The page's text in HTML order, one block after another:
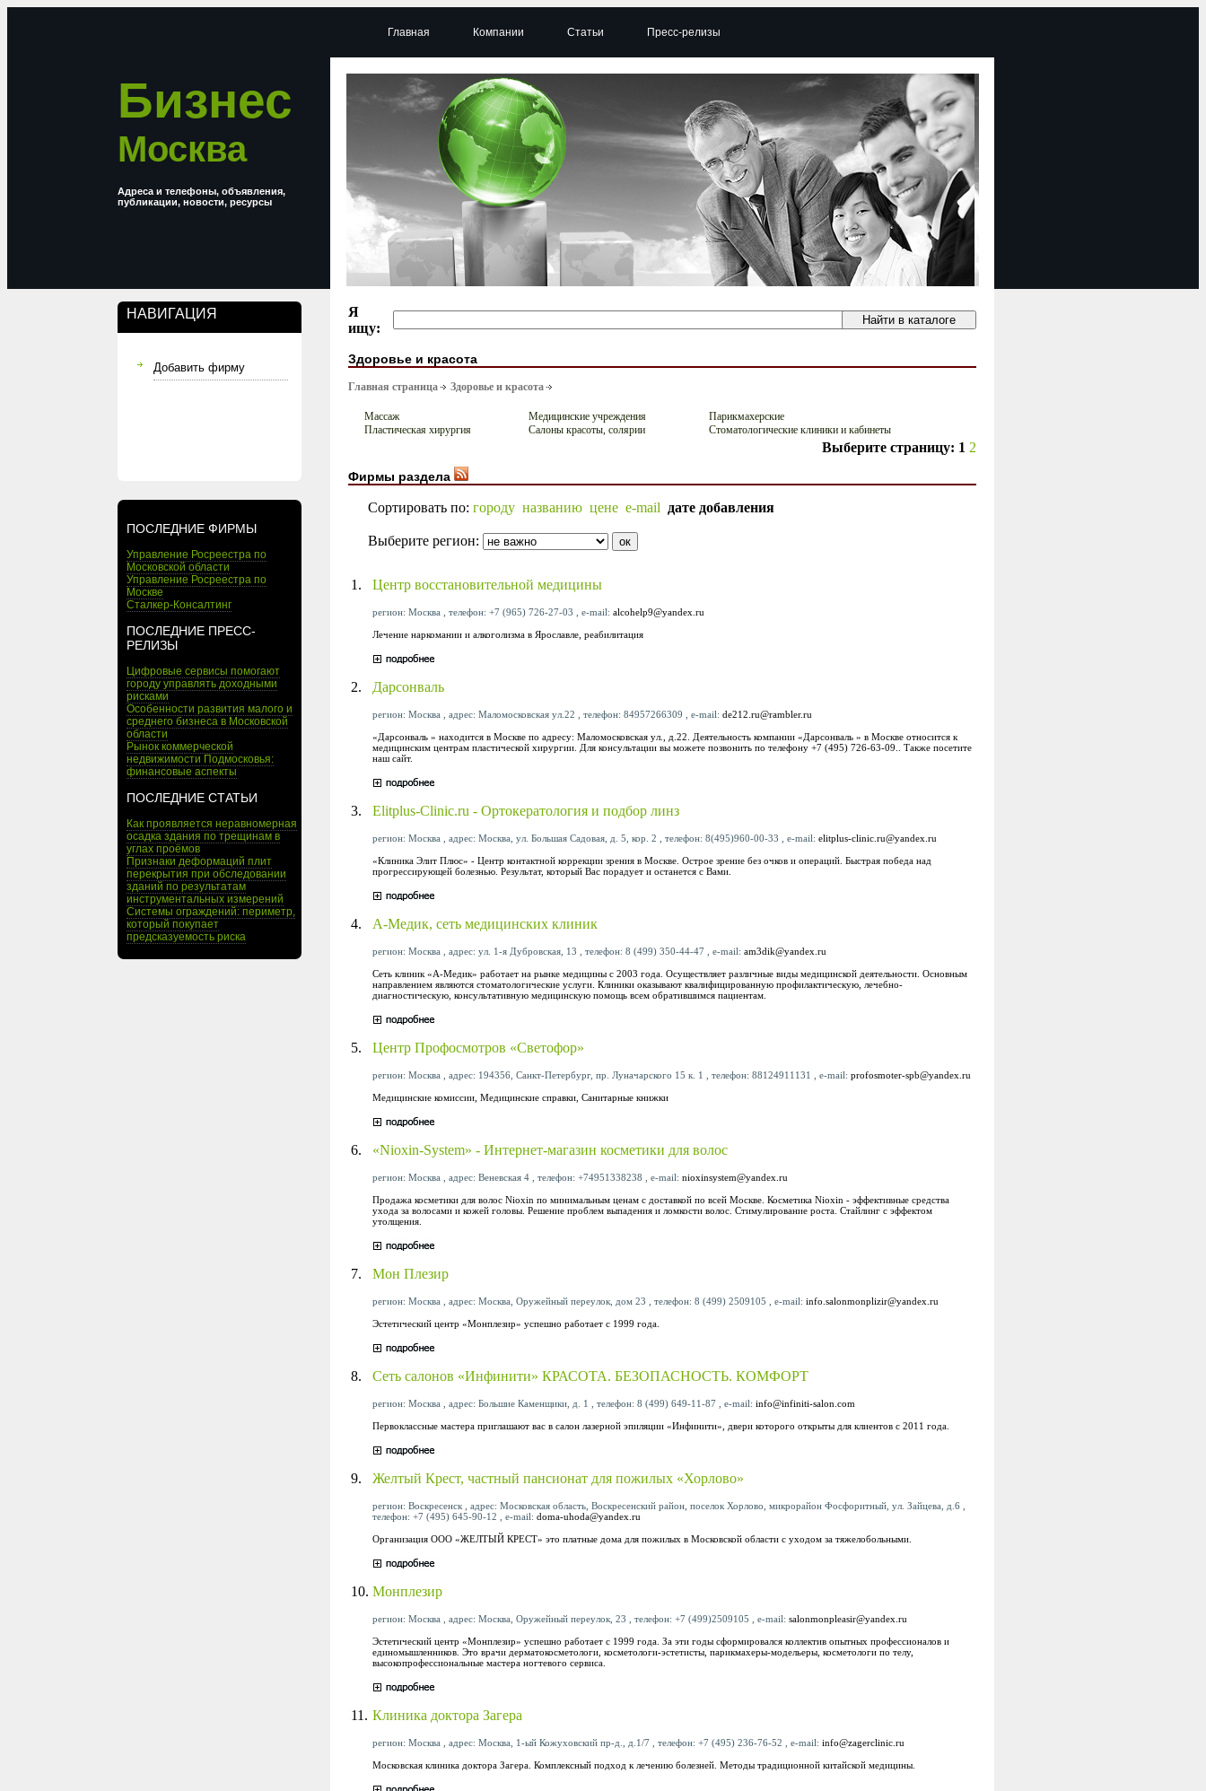
Бизнес
Москва
Адреса и телефоны, объявления,
публикации, новости, ресурсы
НАВИГАЦИЯ
Добавить фирму
ПОСЛЕДНИЕ ФИРМЫ
Управление Росреестра по
Московской области
Управление Росреестра по
Москве
Сталкер-Консалтинг
ПОСЛЕДНИЕ ПРЕСС-
РЕЛИЗЫ
Цифровые сервисы помогают
городу управлять доходными
рисками
Особенности развития малого и
среднего бизнеса в Московской
области
Рынок коммерческой
недвижимости Подмосковья:
финансовые аспекты
ПОСЛЕДНИЕ СТАТЬИ
Как проявляется неравномерная
осадка здания по трещинам в
углах проёмов
Признаки деформаций плит
перекрытия при обследовании
зданий по результатам
инструментальных измерений
Системы ограждений: периметр,
который покупает
предсказуемость риска
Главная Компании Статьи Пресс-релизы
Я
ищу:
Здоровье и красота
Главная страница Здоровье и красота
Массаж Медицинские учреждения
Парикмахерские
Пластическая хирургия
Салоны красоты, солярии Стоматологические клиники и кабинеты
Выберите страницу: 1 2
Фирмы раздела
Сортировать по: городу названию цене e-mail дате добавления
Выберите регион:
1. Центр восстановительной медицины
регион: Москва , телефон: +7 (965) 726-27-03 , e-mail: alcohelp9@yandex.ru
Лечение наркомании и алкоголизма в Ярославле, реабилитация
2. Дарсонваль
регион: Москва , адрес: Маломосковская ул.22 , телефон: 84957266309 , e-mail: de212.ru@rambler.ru
«Дарсонваль » находится в Москве по адресу: Маломосковская ул., д.22. Деятельность компании «Дарсонваль » в Москве относится к
медицинским центрам пластической хирургии. Для консультации вы можете позвонить по телефону +7 (495) 726-63-09.. Также посетите
наш сайт.
3. Elitplus-Clinic.ru - Ортокератология и подбор линз
регион: Москва , адрес: Москва, ул. Большая Садовая, д. 5, кор. 2 , телефон: 8(495)960-00-33 , e-mail: elitplus-clinic.ru@yandex.ru
«Клиника Элит Плюс» - Центр контактной коррекции зрения в Москве. Острое зрение без очков и операций. Быстрая победа над
прогрессирующей болезнью. Результат, который Вас порадует и останется с Вами.
4. А-Медик, сеть медицинских клиник
регион: Москва , адрес: ул. 1-я Дубровская, 13 , телефон: 8 (499) 350-44-47 , e-mail: am3dik@yandex.ru
Сеть клиник «А-Медик» работает на рынке медицины с 2003 года. Осуществляет различные виды медицинской деятельности. Основным
направлением являются стоматологические услуги. Клиники оказывают квалифицированную профилактическую, лечебно-
диагностическую, консультативную медицинскую помощь всем обратившимся пациентам.
5. Центр Профосмотров «Светофор»
регион: Москва , адрес: 194356, Санкт-Петербург, пр. Луначарского 15 к. 1 , телефон: 88124911131 , e-mail: profosmoter-spb@yandex.ru
Медицинские комиссии, Медицинские справки, Санитарные книжки
6. «Nioxin-System» - Интернет-магазин косметики для волос
регион: Москва , адрес: Веневская 4 , телефон: +74951338238 , e-mail: nioxinsystem@yandex.ru
Продажа косметики для волос Nioxin по минимальным ценам с доставкой по всей Москве. Косметика Nioxin - эффективные средства
ухода за волосами и кожей головы. Решение проблем выпадения и ломкости волос. Стимулирование роста. Стайлинг с эффектом
утолщения.
7. Мон Плезир
регион: Москва , адрес: Москва, Оружейный переулок, дом 23 , телефон: 8 (499) 2509105 , e-mail: info.salonmonplizir@yandex.ru
Эстетический центр «Монплезир» успешно работает с 1999 года.
8. Сеть салонов «Инфинити» КРАСОТА. БЕЗОПАСНОСТЬ. КОМФОРТ
регион: Москва , адрес: Большие Каменщики, д. 1 , телефон: 8 (499) 649-11-87 , e-mail: info@infiniti-salon.com
Первоклассные мастера приглашают вас в салон лазерной эпиляции «Инфинити», двери которого открыты для клиентов с 2011 года.
9. Желтый Крест, частный пансионат для пожилых «Хорлово»
регион: Воскресенск , адрес: Московская область, Воскресенский район, поселок Хорлово, микрорайон Фосфоритный, ул. Зайцева, д.6 ,
телефон: +7 (495) 645-90-12 , e-mail: doma-uhoda@yandex.ru
Организация ООО «ЖЕЛТЫЙ КРЕСТ» это платные дома для пожилых в Московской области с уходом за тяжелобольными.
10. Монплезир
регион: Москва , адрес: Москва, Оружейный переулок, 23 , телефон: +7 (499)2509105 , e-mail: salonmonpleasir@yandex.ru
Эстетический центр «Монплезир» успешно работает с 1999 года. За эти годы сформировался коллектив опытных профессионалов и
единомышленников. Это врачи дерматокосметологи, косметологи-эстетисты, парикмахеры-модельеры, косметологи по телу,
высокопрофессиональные мастера ногтевого сервиса.
11. Клиника доктора Загера
регион: Москва , адрес: Москва, 1-ый Кожуховский пр-д., д.1/7 , телефон: +7 (495) 236-76-52 , e-mail: info@zagerclinic.ru
Московская клиника доктора Загера. Комплексный подход к лечению болезней. Методы традиционной китайской медицины.